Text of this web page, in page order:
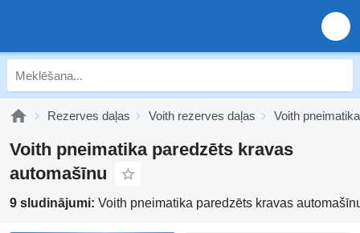
Rezerves daļas Voith rezerves daļas Voith pneimatika
Voith pneimatika paredzēts kravas
automašīnu
9 sludinājumi: Voith pneimatika paredzēts kravas